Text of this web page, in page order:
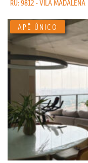
RU: 9812 - VILA MADALENA